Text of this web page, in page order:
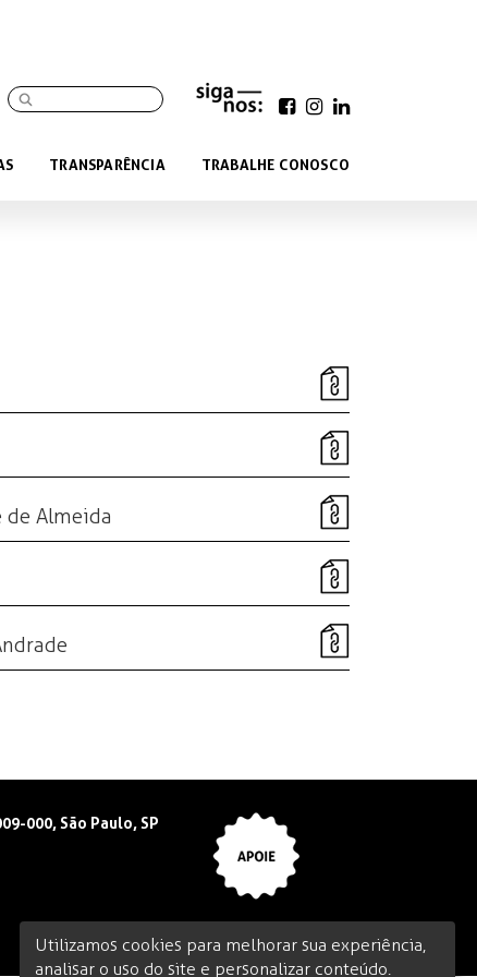
TRANSPARÊNCIA TRABALHE CONOSCO
de Almeida
000, São Paulo, SP
Utilizamos cookies para melhorar sua experiência,
analisar o uso do site e personalizar conteúdo.